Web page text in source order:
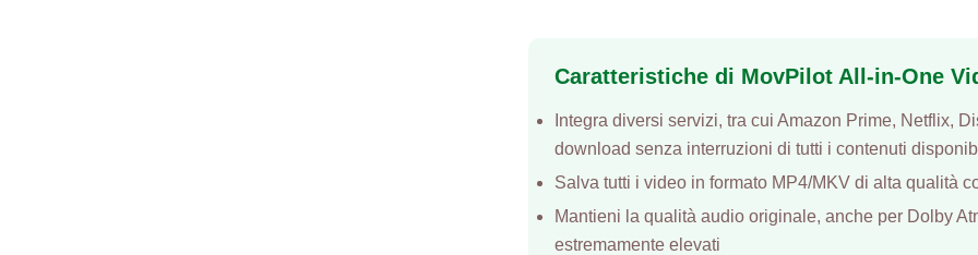
Caratteristiche di MovPilot All-in-One
Integra diversi servizi, tra cui Amazon Prime, Netflix,
download senza interruzioni di tutti i contenuti
Salva tutti i video in formato MP4/MKV di alta qualità
Mantieni la qualità audio originale, anche per Dolby
estremamente elevati